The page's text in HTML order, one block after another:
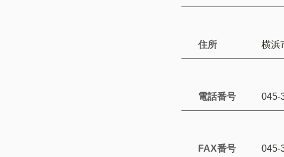
住所 横浜
電話番号 045-
FAX番号 045-